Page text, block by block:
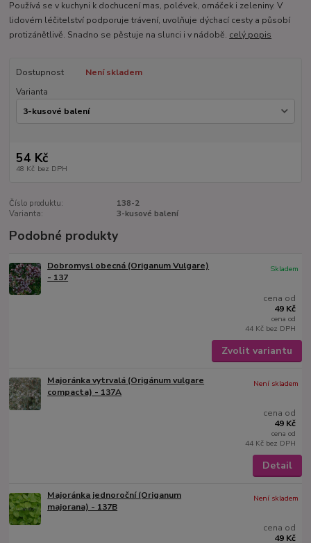
Používá se v kuchyni k dochucení mas, polévek, omáček i zeleniny. V
lidovém léčitelství podporuje trávení, uvolňuje dýchací cesty a působí
protizánětlivě. Snadno se pěstuje na slunci i v nádobě. celý popis
Dostupnost
Není skladem
Varianta
54 Kč
48 Kč bez DPH
Číslo produktu:
138-2
Varianta:
3-kusové balení
Podobné produkty
Dobromysl obecná (Origanum Vulgare)
- 137
cena od
49 Kč
cena od
44 Kč bez DPH
Skladem
Zvolit variantu
Majoránka vytrvalá (Origánum vulgare
compacta) - 137A
cena od
49 Kč
cena od
44 Kč bez DPH
Není skladem
Detail
Majoránka jednoroční (Origanum
majorana) - 137B
cena od
49 Kč
Není skladem